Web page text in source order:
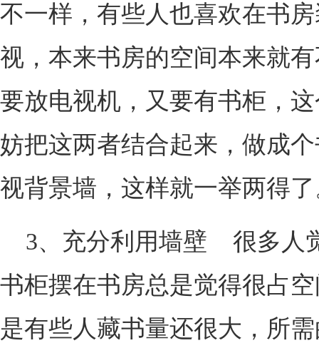
不一样，有些人也喜欢在书
视，本来书房的空间本来就
要放电视机，又要有书柜，
妨把这两者结合起来，做成
视背景墙，这样就一举两得
3、充分利用墙壁 很多人
书柜摆在书房总是觉得很占
是有些人藏书量还很大，所